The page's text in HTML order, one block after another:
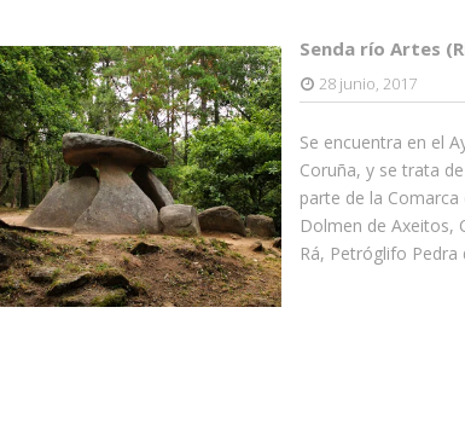
Senda río Artes
28 junio, 2017
Se encuentra en el
Coruña, y se trata
parte de la
Dolmen de Axeitos,
Rá, Petróglifo